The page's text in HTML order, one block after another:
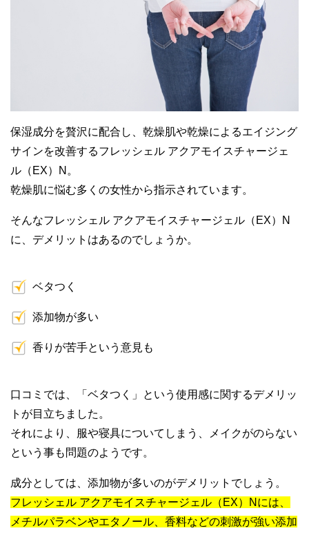
保湿成分を贅沢に配合し、乾燥肌や乾燥によるエイジング
サインを改善するフレッシェル アクアモイスチャージェ
ル（EX）N。
乾燥肌に悩む多くの女性から指示されています。
そんなフレッシェル アクアモイスチャージェル（EX）N
に、デメリットはあるのでしょうか。
ベタつく
添加物が多い
香りが苦手という意見も
口コミでは、「ベタつく」という使用感に関するデメリッ
トが目立ちました。
それにより、服や寝具についてしまう、メイクがのらない
という事も問題のようです。
成分としては、添加物が多いのがデメリットでしょう。
フレッシェル アクアモイスチャージェル（EX）Nには、
メチルパラベンやエタノール、香料などの刺激が強い添加